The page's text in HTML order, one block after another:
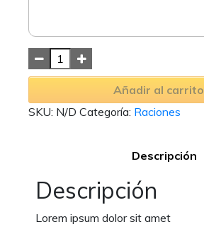
Añadir al carrito
SKU: N/D Categoría: Raciones
Descripción
Descripción
Lorem ipsum dolor sit amet